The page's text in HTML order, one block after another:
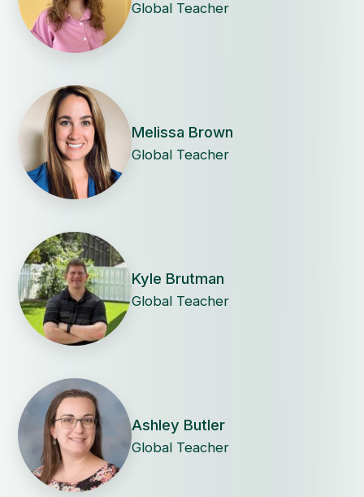
Global Teacher
Melissa Brown
Global Teacher
Kyle Brutman
Global Teacher
Ashley Butler
Global Teacher